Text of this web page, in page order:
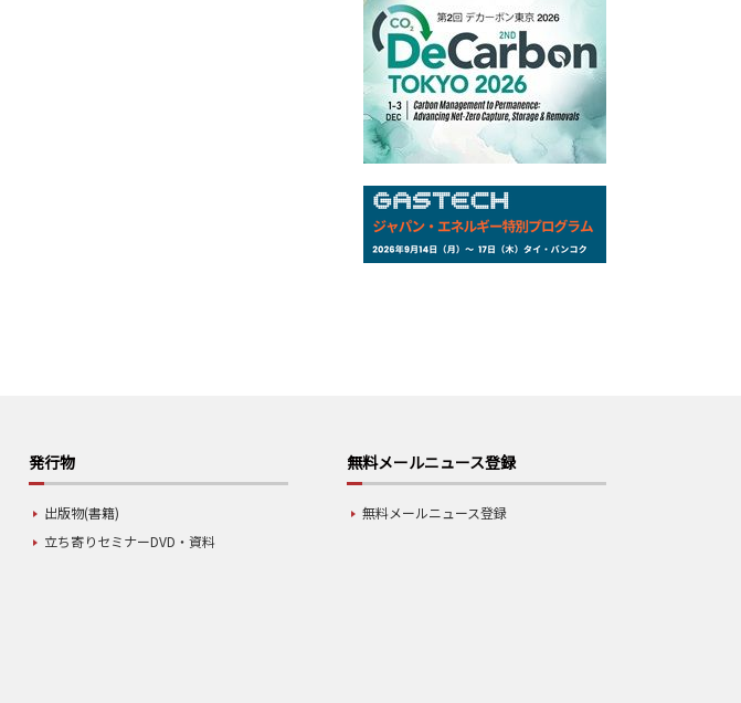
発行物
出版物(書籍)
立ち寄りセミナーDVD・資料
無料メールニュース登録
無料メールニュース登録